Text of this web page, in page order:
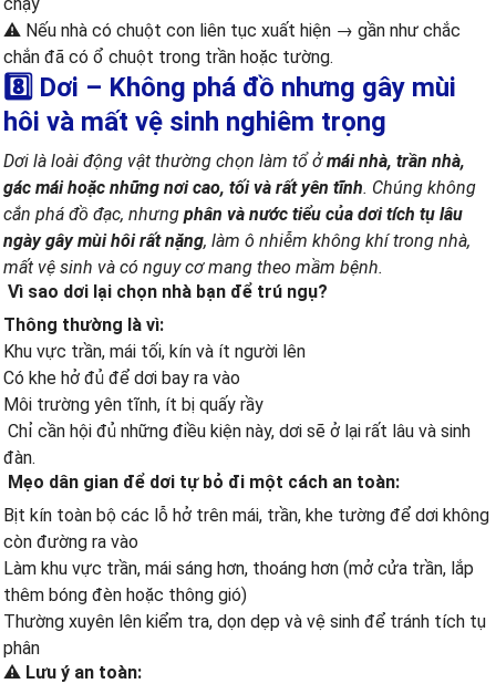
⚠️ Nếu nhà có chuột con liên tục xuất hiện → gần như chắc
chắn đã có ổ chuột trong trần hoặc tường.
8️⃣ Dơi – Không phá đồ nhưng gây mùi
hôi và mất vệ sinh nghiêm trọng
Dơi là loài động vật thường chọn làm tổ ởmái nhà, trần nhà,
gác mái hoặc những nơi cao, tối và rất yên tĩnh. Chúng không
cắn phá đồ đạc, nhưngphân và nước tiểu của dơi tích tụ lâu
ngày gây mùi hôi rất nặng, làm ô nhiễm không khí trong nhà,
mất vệ sinh và có nguy cơ mang theo mầm bệnh.
Vì sao dơi lại chọn nhà bạn để trú ngụ?
Thông thường là vì:
Khu vực trần, mái tối, kín và ít người lên
Có khe hở đủ để dơi bay ra vào
Môi trường yên tĩnh, ít bị quấy rầy
Chỉ cần hội đủ những điều kiện này, dơi sẽ ở lại rất lâu và sinh
đàn.
Mẹo dân gian để dơi tự bỏ đi một cách an toàn:
Bịt kín toàn bộ các lỗ hở trên mái, trần, khe tường để dơi không
còn đường ra vào
Làm khu vực trần, mái sáng hơn, thoáng hơn (mở cửa trần, lắp
thêm bóng đèn hoặc thông gió)
Thường xuyên lên kiểm tra, dọn dẹp và vệ sinh để tránh tích tụ
phân
⚠️ Lưu ý an toàn: